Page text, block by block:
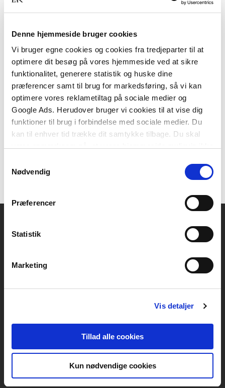
Denne hjemmeside bruger cookies
Vi bruger egne cookies og cookies fra tredjeparter til at
optimere dit besøg på vores hjemmeside ved at sikre
funktionalitet, generere statistik og huske dine
præferencer samt til brug for markedsføring, så vi kan
optimere vores reklametiltag på sociale medier og
Google Ads. Herudover bruger vi cookies til at vise dig
funktioner til brug i forbindelse med sociale medier. Du
kan til enhver tid trække dit samtykke tilbage. Du skal
tilbagetrækker et samtykke.
Nødvendig
Præferencer
Statistik
Marketing
Vis detaljer
Tillad alle cookies
Kun nødvendige cookies
Hardcover
Smart Fysik - arbejdsbog
til adgangskursus og htx
Kristian Bahr
129,75 KR.
Smart Fysik - teoribog til
adgangskursus og htx
Kristian Bahr
249,00 KR.
Akademisk Forlag
1120 København K
+45 70 23 40 80
info@akademisk.dk